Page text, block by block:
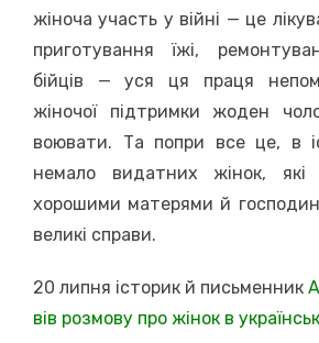
жіноча участь у війні — це
приготування їжі,
бійців — уся ця праця
жіночої підтримки жоден
воювати. Та попри все це, в
немало видатних жінок,
хорошими матерями й
великі справи.
20 липня історик й письменник
вів розмову про жінок в